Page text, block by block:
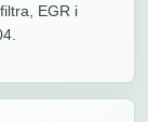
EGR i